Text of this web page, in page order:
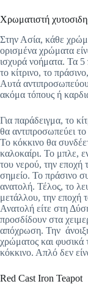
Χρωματιστή
Στην Ασία, κάθε
ορισμένα χρώματα
ισχυρά νοήματα. Τα 5
το κίτρινο, το
Αυτά
ακόμα τόπους ή
Για παράδειγμα, το
θα αντιπροσωπεύει
Το κόκκινο θα
καλοκαίρι. Το μπλε,
του νερού, την εποχή
σημείο. Το πράσινο
ανατολή. Τέλος, το
μετάλλου, την εποχή
Ανατολή είτε στη
προσδίδουν στα
απόχρωση. Την
χρώματος και φυσικά
κόκκινο. Απλό δεν
Red Cast Iron Teapot